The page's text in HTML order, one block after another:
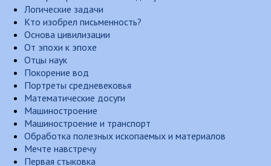
Логические задачи
Кто изобрел письменность?
Основа цивилизации
От эпохи к эпохе
Отцы наук
Покорение вод
Портреты средневековья
Математические досуги
Машиностроение
Машиностроение и транспорт
Обработка полезных ископаемых и материалов
Мечте навстречу
Первая стыковка